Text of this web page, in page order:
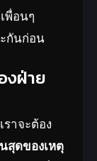
พื่อนๆ
กันก่อน
งฝ่าย
าจะต้อง
สุดของเหตุ